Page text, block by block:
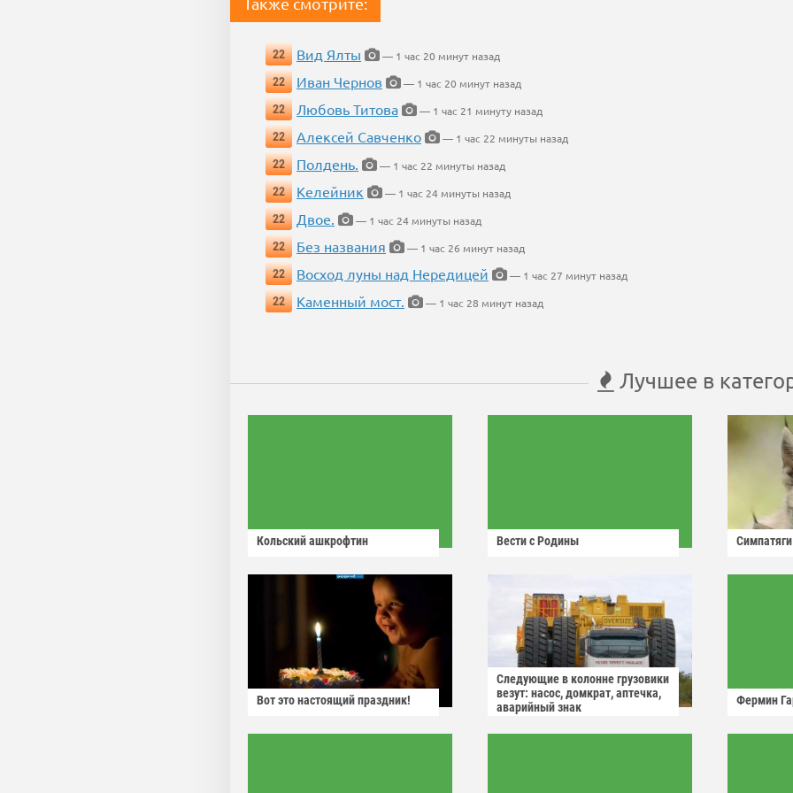
22 Вид Ялты
— 1 час 20 минут назад
22
Иван Чернов
— 1 час 20 минут назад
22
Любовь Титова
— 1 час 21 минуту назад
22
Алексей Савченко
— 1 час 22 минуты назад
22
Полдень.
— 1 час 22 минуты назад
22
Келейник
— 1 час 24 минуты назад
22
Двое.
— 1 час 24 минуты назад
22
Без названия
— 1 час 26 минут назад
22
Восход луны над Нередицей
— 1 час 27 минут назад
22
Каменный мост. — 1 час 28 минут назад
Лучшее в
Кольский ашкрофтин Вести с Родины Симпатяги
Вот это настоящий праздник!
Следующие в колонне грузовики
везут: насос, домкрат, аптечка,
аварийный знак
Фермин